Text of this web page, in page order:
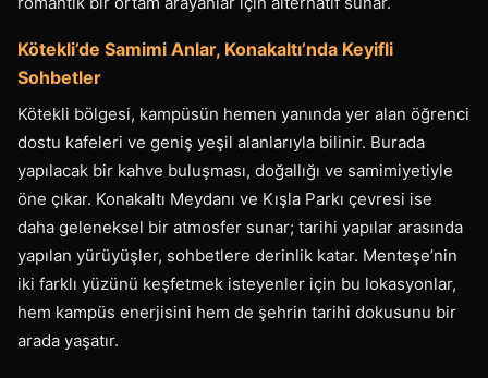
Kötekli’de Samimi Anlar, Konakaltı’nda Keyifli
Sohbetler
Kötekli bölgesi, kampüsün hemen yanında yer alan öğrenci
dostu kafeleri ve geniş yeşil alanlarıyla bilinir. Burada
yapılacak bir kahve buluşması, doğallığı ve samimiyetiyle
öne çıkar. Konakaltı Meydanı ve Kışla Parkı çevresi ise
daha geleneksel bir atmosfer sunar; tarihi yapılar arasında
yapılan yürüyüşler, sohbetlere derinlik katar. Menteşe’nin
iki farklı yüzünü keşfetmek isteyenler için bu lokasyonlar,
hem kampüs enerjisini hem de şehrin tarihi dokusunu bir
arada yaşatır.